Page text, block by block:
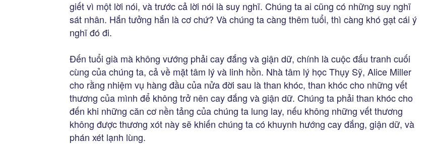
giết vì một lời nói, và trước cả lời nói là suy nghĩ. Chúng ta ai cũng có những suy nghĩ
sát nhân. Hắn tưởng hắn là cơ chứ? Và chúng ta càng thêm tuổi, thì càng khó gạt cái ý
nghĩ đó đi.
Đến tuổi già mà không vướng phải cay đắng và giận dữ, chính là cuộc đấu tranh cuối
cùng của chúng ta, cả về mặt tâm lý và linh hồn. Nhà tâm lý học Thụy Sỹ, Alice Miller
cho rằng nhiệm vụ hàng đầu của nửa đời sau là than khóc, than khóc cho những vết
thương của mình để không trở nên cay đắng và giận dữ. Chúng ta phải than khóc cho
đến khi những căn cơ nền tảng của chúng ta lung lay, nếu không những vết thương
không được thương xót này sẽ khiến chúng ta có khuynh hướng cay đắng, giận dữ, và
phán xét lạnh lùng.